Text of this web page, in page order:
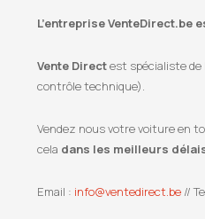
L’entreprise VenteDirect.be
Vente Directest spécialiste de
contrôle technique).
Vendez nous votre voiture en
cela dans les meilleurs
Email : info@ventedirect.be //